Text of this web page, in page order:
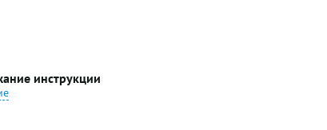
инструкции